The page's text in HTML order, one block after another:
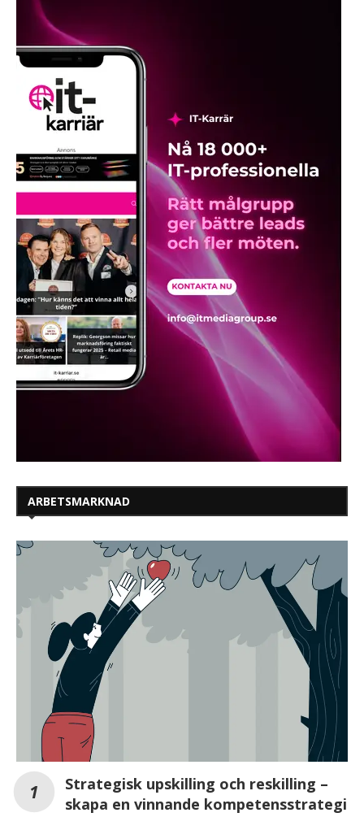
ARBETSMARKNAD
Strategisk upskilling och reskilling –
skapa en vinnande kompetensstrategi